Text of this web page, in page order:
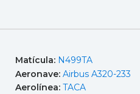
Matícula: N499TA
Aeronave: Airbus A320-233
Aerolínea: TACA